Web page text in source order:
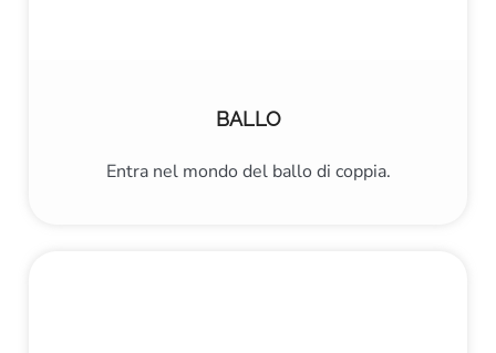
BALLO
Entra nel mondo del ballo di coppia.